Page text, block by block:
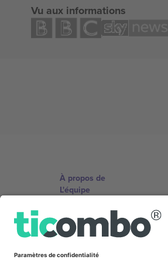
Vu aux informations
À propos de
L'équipe
Conditions générales
Programme d'affiliation